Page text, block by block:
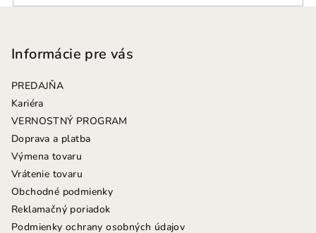
Informácie pre vás
PREDAJŇA
Kariéra
VERNOSTNÝ PROGRAM
Doprava a platba
Výmena tovaru
Vrátenie tovaru
Obchodné podmienky
Reklamačný poriadok
Podmienky ochrany osobných údajov